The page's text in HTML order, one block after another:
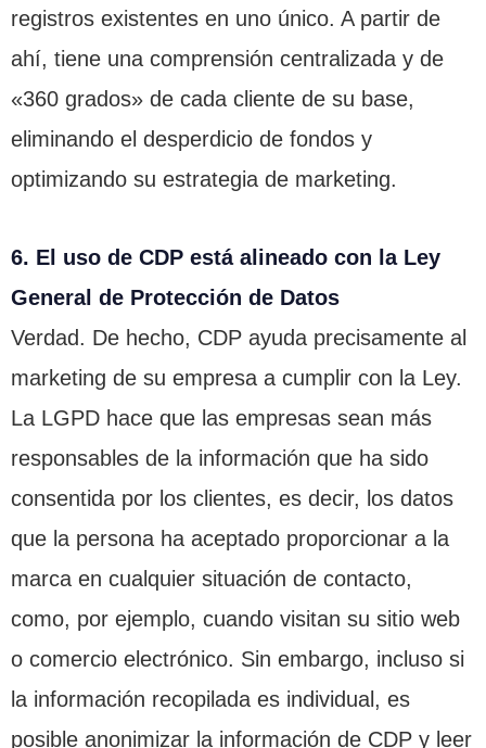
registros existentes en uno único. A partir de
ahí, tiene una comprensión centralizada y de
«360 grados» de cada cliente de su base,
eliminando el desperdicio de fondos y
optimizando su estrategia de marketing.
6. El uso de CDP está alineado con la Ley
General de Protección de Datos
Verdad. De hecho, CDP ayuda precisamente al
marketing de su empresa a cumplir con la Ley.
La LGPD hace que las empresas sean más
responsables de la información que ha sido
consentida por los clientes, es decir, los datos
que la persona ha aceptado proporcionar a la
marca en cualquier situación de contacto,
como, por ejemplo, cuando visitan su sitio web
o comercio electrónico. Sin embargo, incluso si
la información recopilada es individual, es
posible anonimizar la información de CDP y leer